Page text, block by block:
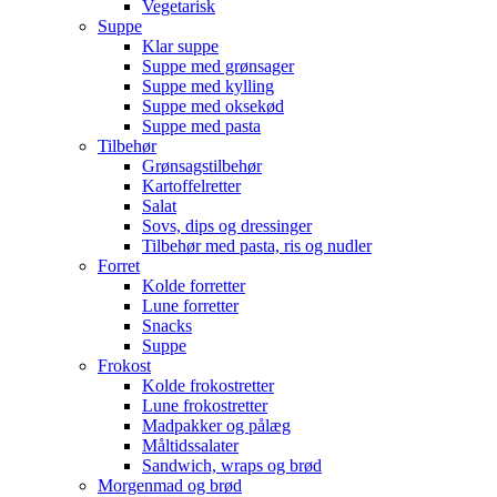
Vegetarisk
Suppe
Klar suppe
Suppe med grønsager
Suppe med kylling
Suppe med oksekød
Suppe med pasta
Tilbehør
Grønsagstilbehør
Kartoffelretter
Salat
Sovs, dips og dressinger
Tilbehør med pasta, ris og nudler
Forret
Kolde forretter
Lune forretter
Snacks
Suppe
Frokost
Kolde frokostretter
Lune frokostretter
Madpakker og pålæg
Måltidssalater
Sandwich, wraps og brød
Morgenmad og brød